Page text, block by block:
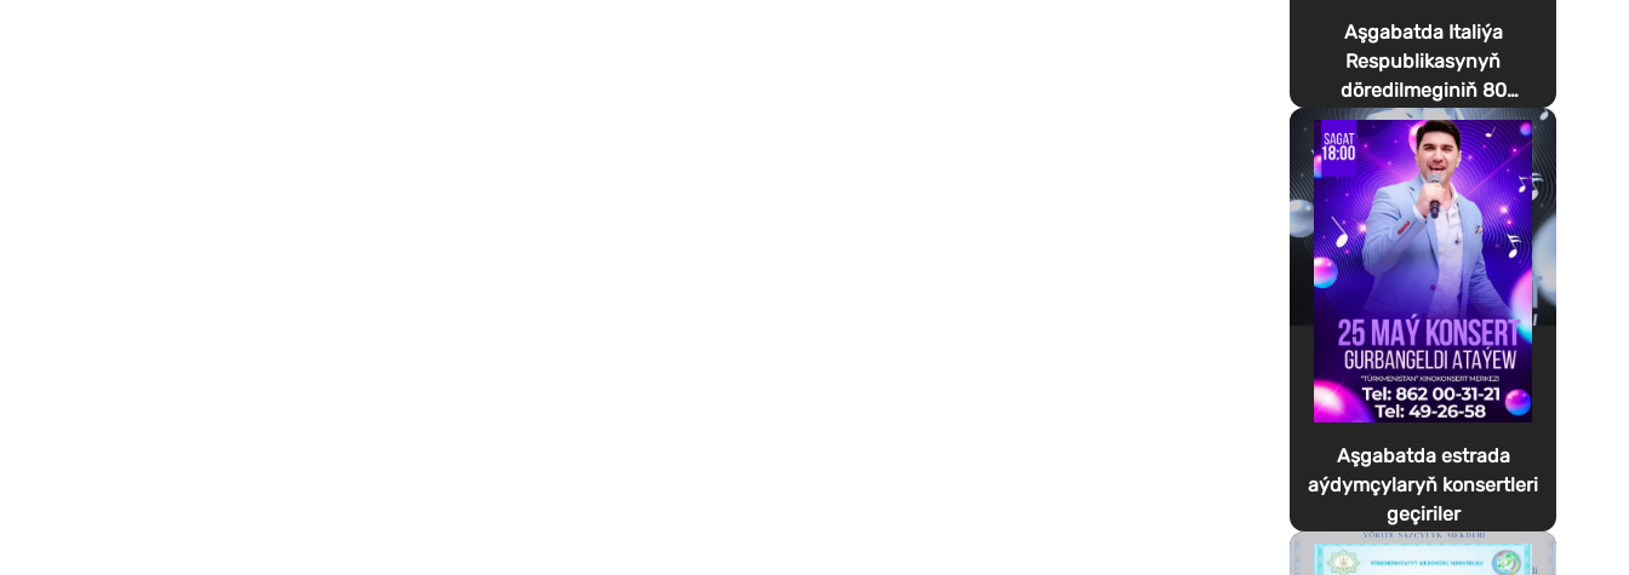
Aşgabatda Italiýa
Respublikasynyň
döredilmeginiň 80
ýyllygyna bagyşlanan
Festa della Musica
geçirilýär
Aşgabatda estrada
aýdymçylaryň konsertleri
geçiriler